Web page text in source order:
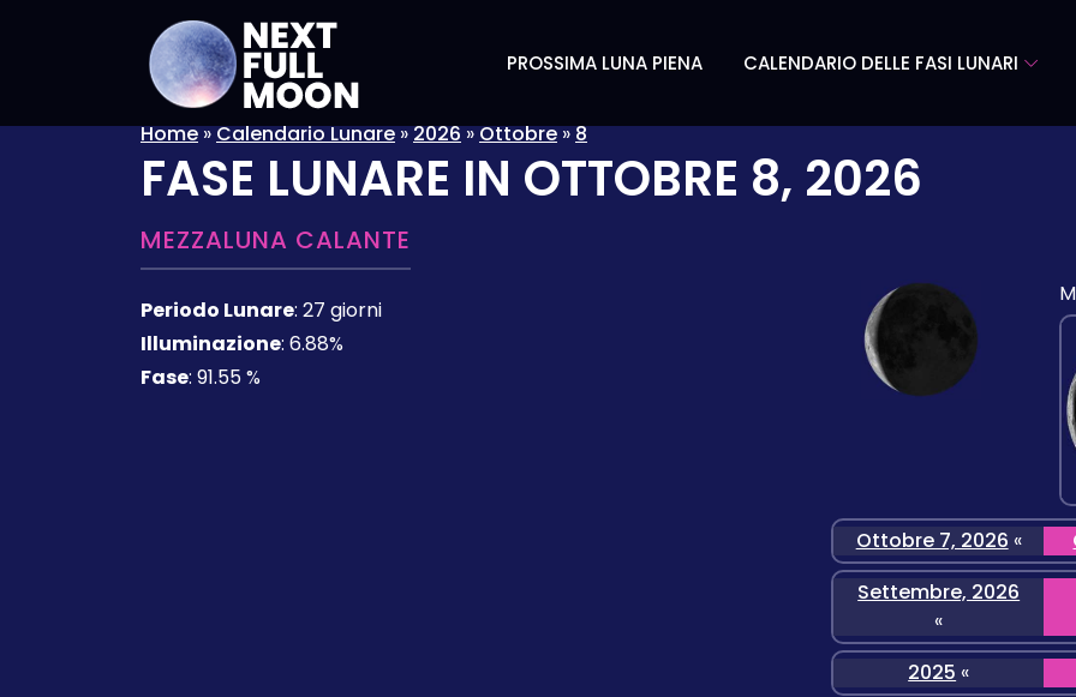
PROSSIMA LUNA PIENA CALENDARIO DELLE FASI LUNARI
Home»Calendario Lunare»2026»Ottobre»8
FASE LUNARE IN OTTOBRE 8, 2026
MEZZALUNA CALANTE
Periodo Lunare: 27 giorni
Illuminazione: 6.88%
Fase: 91.55 %
Ottobre 7, 2026 «
Settembre, 2026
«
2025 «